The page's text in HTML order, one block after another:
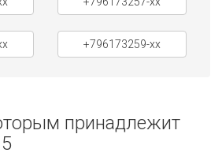
+796173259-xx
принадлежит